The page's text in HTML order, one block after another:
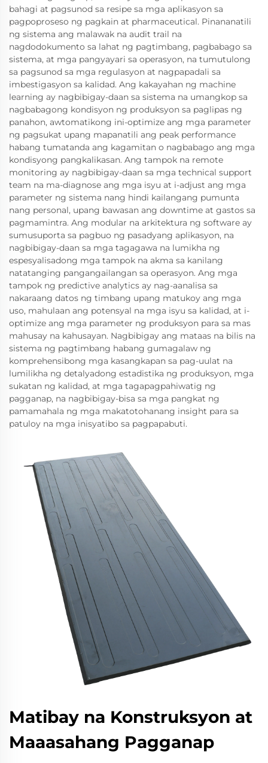
bahagi at pagsunod sa resipe sa mga aplikasyon sa
pagpoproseso ng pagkain at pharmaceutical. Pinananatili
ng sistema ang malawak na audit trail na
nagdodokumento sa lahat ng pagtimbang, pagbabago sa
sistema, at mga pangyayari sa operasyon, na tumutulong
sa pagsunod sa mga regulasyon at nagpapadali sa
imbestigasyon sa kalidad. Ang kakayahan ng machine
learning ay nagbibigay-daan sa sistema na umangkop sa
nagbabagong kondisyon ng produksyon sa paglipas ng
panahon, awtomatikong ini-optimize ang mga parameter
ng pagsukat upang mapanatili ang peak performance
habang tumatanda ang kagamitan o nagbabago ang mga
kondisyong pangkalikasan. Ang tampok na remote
monitoring ay nagbibigay-daan sa mga technical support
team na ma-diagnose ang mga isyu at i-adjust ang mga
parameter ng sistema nang hindi kailangang pumunta
nang personal, upang bawasan ang downtime at gastos sa
pagmamintra. Ang modular na arkitektura ng software ay
sumusuporta sa pagbuo ng pasadyang aplikasyon, na
nagbibigay-daan sa mga tagagawa na lumikha ng
espesyalisadong mga tampok na akma sa kanilang
natatanging pangangailangan sa operasyon. Ang mga
tampok ng predictive analytics ay nag-aanalisa sa
nakaraang datos ng timbang upang matukoy ang mga
uso, mahulaan ang potensyal na mga isyu sa kalidad, at i-
optimize ang mga parameter ng produksyon para sa mas
mahusay na kahusayan. Nagbibigay ang mataas na bilis na
sistema ng pagtimbang habang gumagalaw ng
komprehensibong mga kasangkapan sa pag-uulat na
lumilikha ng detalyadong estadistika ng produksyon, mga
sukatan ng kalidad, at mga tagapagpahiwatig ng
pagganap, na nagbibigay-bisa sa mga pangkat ng
pamamahala ng mga makatotohanang insight para sa
patuloy na mga inisyatibo sa pagpapabuti.
Matibay na Konstruksyon at
Maaasahang Pagganap